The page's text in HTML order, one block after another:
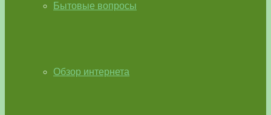
Бытовые вопросы
Обзор интернета